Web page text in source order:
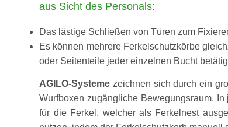
aus Sicht des Personals:
Das lästige Schließen von Türen zum
Es können mehrere Ferkelschutzkörbe
oder Seitenteile jeder einzelnen Bucht
AGILO-Systeme zeichnen sich durch ein
Wurfboxen zugängliche Bewegungsraum.
für die Ferkel, welcher als Ferkelnest